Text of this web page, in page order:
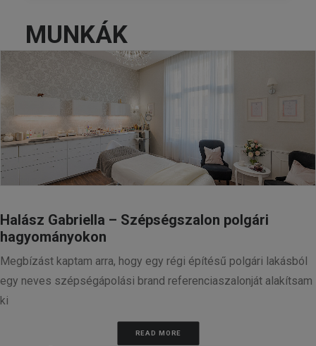
MUNKÁK
Halász Gabriella – Szépségszalon polgári
hagyományokon
Megbízást kaptam arra, hogy egy régi építésű polgári lakásból
egy neves szépségápolási brand referenciaszalonját alakítsam
ki
READ MORE